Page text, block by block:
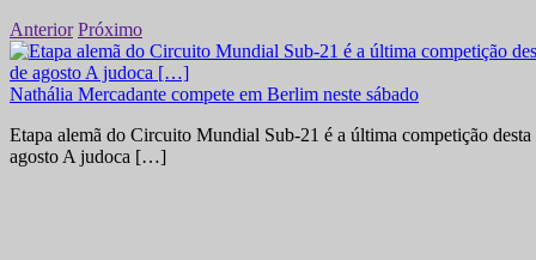
Anterior Próximo
Nathália Mercadante compete em Berlim neste sábado
Etapa alemã do Circuito Mundial Sub-21 é a última competição
agosto A judoca […]